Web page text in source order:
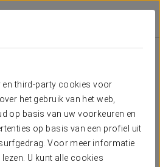
en third-party cookies voor
het gebruik van het web,
op basis van uw voorkeuren en
op basis van een profiel uit
Voor meer informatie
U kunt alle cookies